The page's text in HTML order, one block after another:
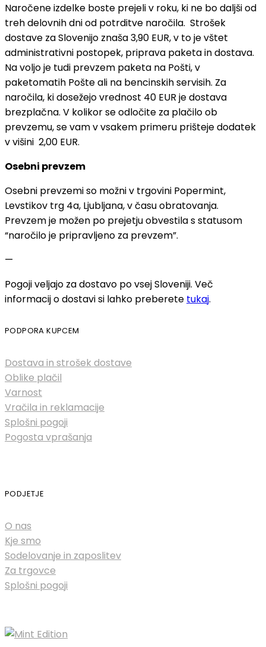
Naročene izdelke boste prejeli v roku, ki ne bo daljši od
treh delovnih dni od potrditve naročila. Strošek
dostave za Slovenijo znaša 3,90 EUR, v to je vštet
administrativni postopek, priprava paketa in dostava.
Na voljo je tudi prevzem paketa na Pošti, v
paketomatih Pošte ali na bencinskih servisih. Za
naročila, ki dosežejo vrednost 40 EUR je dostava
brezplačna. V kolikor se odločite za plačilo ob
prevzemu, se vam v vsakem primeru prišteje dodatek
v višini 2,00 EUR.
Osebni prevzem
Osebni prevzemi so možni v trgovini Popermint,
Levstikov trg 4a, Ljubljana, v času obratovanja.
Prevzem je možen po prejetju obvestila s statusom
“naročilo je pripravljeno za prevzem”.
—
Pogoji veljajo za dostavo po vsej Sloveniji. Več
informacij o dostavi si lahko preberete tukaj.
PODPORA KUPCEM
Dostava in strošek dostave
Oblike plačil
Varnost
Vračila in reklamacije
Splošni pogoji
Pogosta vprašanja
PODJETJE
O nas
Kje smo
Sodelovanje in zaposlitev
Za trgovce
Splošni pogoji